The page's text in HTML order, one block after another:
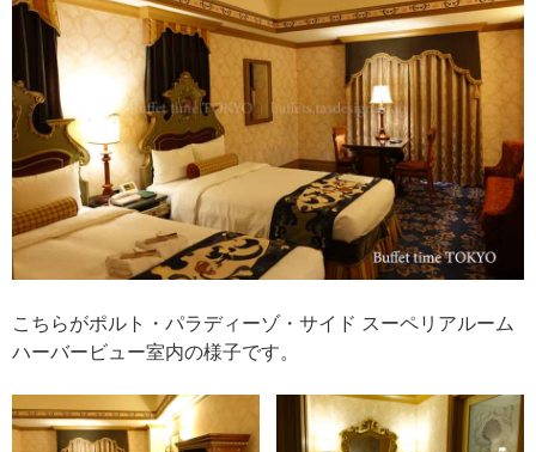
こちらがポルト・パラディーゾ・サイド スーペリアルーム
ハーバービュー室内の様子です。